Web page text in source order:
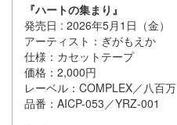
『ハートの集まり』
発売日 : 2026年5月1日（金）
アーティスト：ぎがもえか
仕様：カセットテープ
価格：2,000円
レーベル：COMPLEX／八百万
品番：AICP-053／YRZ-001